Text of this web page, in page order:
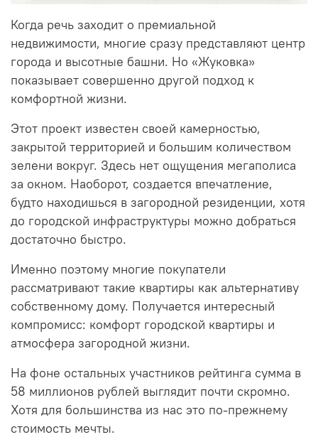
Когда речь заходит о премиальной
недвижимости, многие сразу представляют центр
города и высотные башни. Но «Жуковка»
показывает совершенно другой подход к
комфортной жизни.
Этот проект известен своей камерностью,
закрытой территорией и большим количеством
зелени вокруг. Здесь нет ощущения мегаполиса
за окном. Наоборот, создается впечатление,
будто находишься в загородной резиденции, хотя
до городской инфраструктуры можно добраться
достаточно быстро.
Именно поэтому многие покупатели
рассматривают такие квартиры как альтернативу
собственному дому. Получается интересный
компромисс: комфорт городской квартиры и
атмосфера загородной жизни.
На фоне остальных участников рейтинга сумма в
58 миллионов рублей выглядит почти скромно.
Хотя для большинства из нас это по-прежнему
стоимость мечты.